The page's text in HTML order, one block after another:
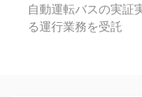
自動運転バスの実証
る運行業務を受託